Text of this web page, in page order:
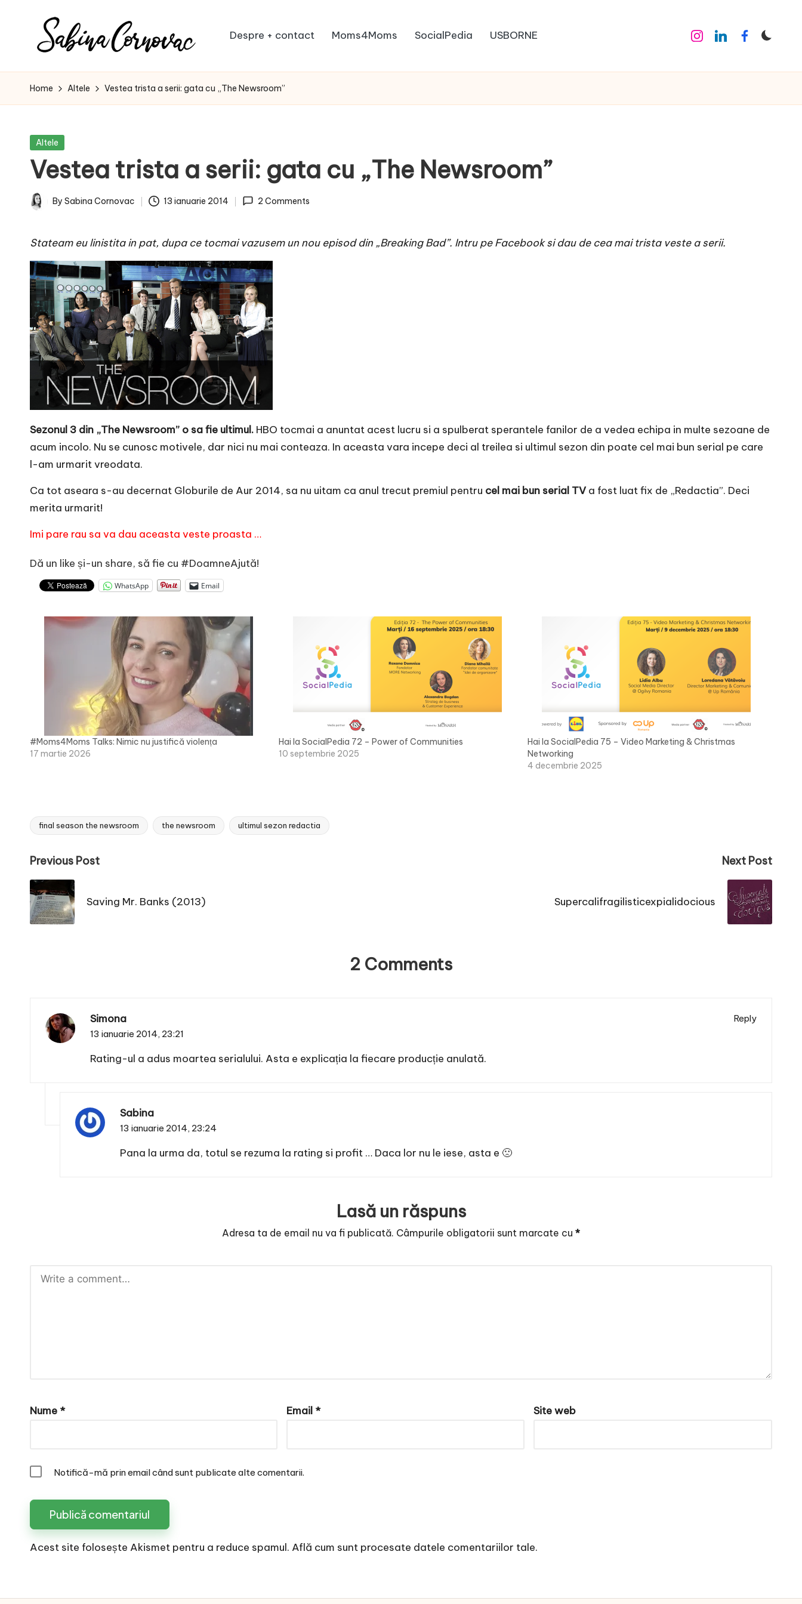
S
a
i
n
a
o
r
n
o
v
a
c
O
nl
i
n
e
creator
de
de
16
ani
Despre + contact Moms4Moms SocialPedia USBORNE Instagram
LinkedinFacebook
Home Altele Vestea trista a serii: gata cu „The Newsroom”
Posted
Altele
Vestea trista a serii: gata cu „The Newsroom”
Posted
By Sabina Cornovac 13 ianuarie 2014 2 Comments
Stateam eu linistita in pat, dupa ce tocmai vazusem un nou episod din „Breaking Bad”. Intru pe Facebook si dau de cea mai trista veste a serii.
Sezonul 3 din „The Newsroom” o sa fie ultimul. HBO tocmai a anuntat acest lucru si a spulberat sperantele fanilor de a vedea echipa in multe sezoane de
acum incolo. Nu se cunosc motivele, dar nici nu mai conteaza. In aceasta vara incepe deci al treilea si ultimul sezon din poate cel mai bun serial pe care
l-am urmarit vreodata.
Ca tot aseara s-au decernat Globurile de Aur 2014, sa nu uitam ca anul trecut premiul pentru cel mai bun serial TVa fost luat fix de „Redactia”. Deci
merita urmarit!
Imi pare rau sa va dau aceasta veste proasta …
Dă un like și-un share, să fie cu #DoamneAjută!
WhatsApp Email
#Moms4Moms Talks: Nimic nu justifică violența
17 martie 2026
Hai la SocialPedia 72 – Power of Communities
10 septembrie 2025
Hai la SocialPedia 75 – Video Marketing & Christmas
Networking
4 decembrie 2025
Tags:
final season the newsroom the newsroom ultimul sezon redactia
Post
navigation
Previous Post
Saving Mr. Banks (2013)
Next Post
Supercalifragilisticexpialidocious
2 Comments
Simona
Reply
13 ianuarie 2014, 23:21
Rating-ul a adus moartea serialului. Asta e explicația la fiecare producție anulată.
Sabina
13 ianuarie 2014, 23:24
Pana la urma da, totul se rezuma la rating si profit … Daca lor nu le iese, asta e 🙁
Lasă un răspuns
Adresa ta de email nu va fi publicată. Câmpurile obligatorii sunt marcate cu *
Nume * Email * Site web
Notifică-mă prin email când sunt publicate alte comentarii.
Acest site folosește Akismet pentru a reduce spamul. Află cum sunt procesate datele comentariilor tale.